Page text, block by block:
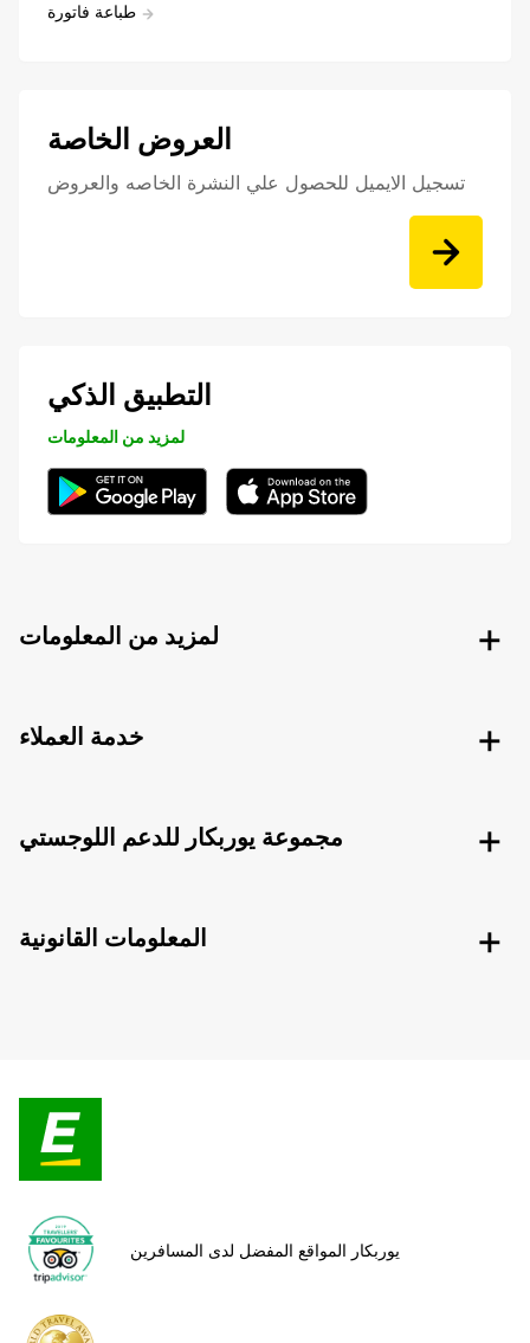
طباعة فاتورة
العروض الخاصة
تسجيل الايميل للحصول علي النشرة الخاصه والعروض
التطبيق الذكي
لمزيد من المعلومات
لمزيد من المعلومات
خدمة العملاء
مجموعة يوربكار للدعم اللوجستي
المعلومات القانونية
يوربكار المواقع المفضل لدى المسافرين